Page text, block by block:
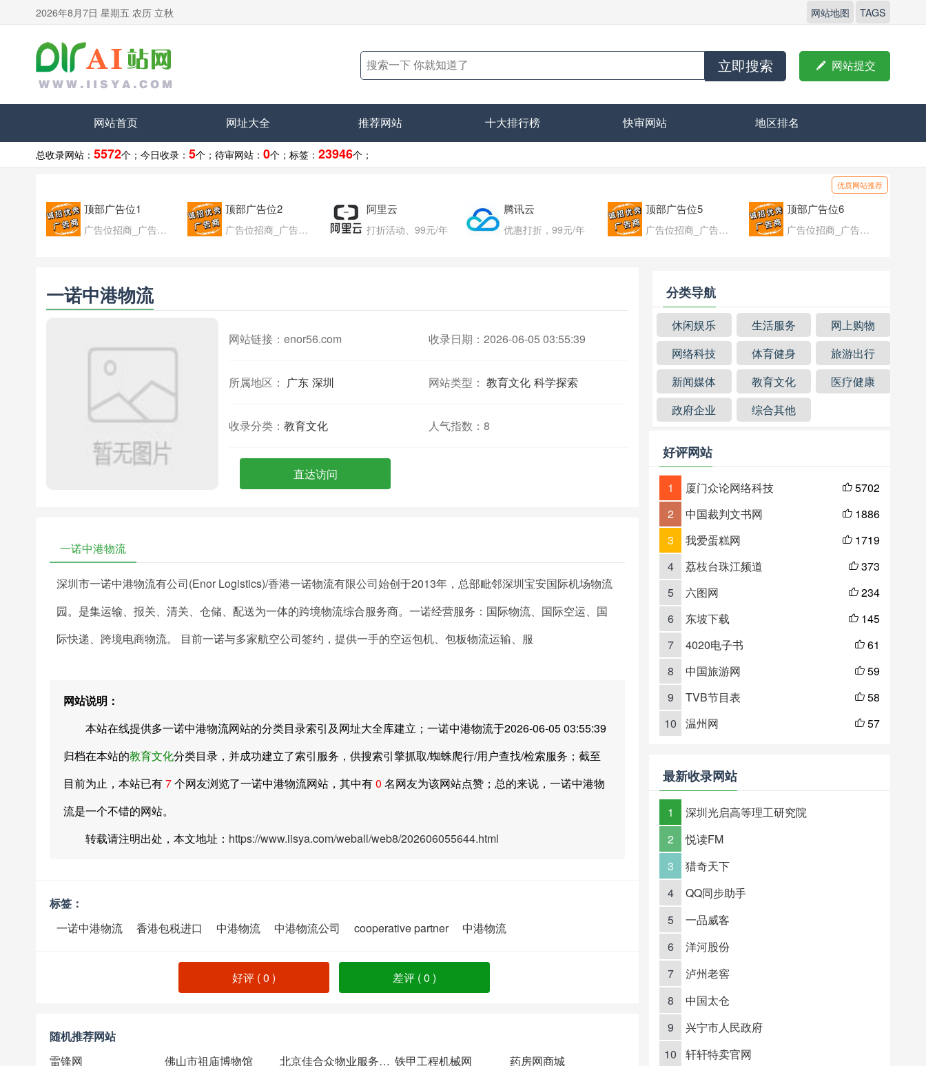
2026年8月7日 星期五 农历 立秋 网站地图 TAGS
立即搜索  网站提交
网站首页 网址大全 推荐网站 十大排行榜 快审网站 地区排名
总收录网站： 5572个； 今日收录： 5个； 待审网站： 0个； 标签： 23946个；
优质网站推荐
顶部广告位1
广告位招商_广告位待售
顶部广告位2
广告位招商_广告位待售
阿里云
打折活动、99元/年
腾讯云
优惠打折，99元/年
顶部广告位5
广告位招商_广告位待售
顶部广告位6
广告位招商_广告位待售
一诺中港物流
网站链接： enor56.com 收录日期：2026-06-05 03:55:39
所属地区： 广东 深圳 网站类型： 教育文化 科学探索
收录分类： 教育文化 人气指数： 8
直达访问
一诺中港物流
深圳市一诺中港物流有公司(Enor Logistics)/香港一诺物流有限公司始创于2013年，总部毗邻深圳宝安国际机场物流
园。是集运输、报关、清关、仓储、配送为一体的跨境物流综合服务商。一诺经营服务：国际物流、国际空运、国
际快递、跨境电商物流。 目前一诺与多家航空公司签约，提供一手的空运包机、包板物流运输、服
网站说明：
本站在线提供多一诺中港物流网站的分类目录索引及网址大全库建立；一诺中港物流于2026-06-05 03:55:39
归档在本站的教育文化分类目录，并成功建立了索引服务，供搜索引擎抓取/蜘蛛爬行/用户查找/检索服务；截至
目前为止，本站已有7个网友浏览了一诺中港物流网站，其中有0 名网友为该网站点赞；总的来说，一诺中港物
流是一个不错的网站。
转载请注明出处，本文地址： https://www.iisya.com/weball/web8/202606055644.html
标签：
一诺中港物流
香港包税进口 中港物流 中港物流公司 cooperative partner 中港物流
好评 (0 ) 差评 (0 )
随机推荐网站
雷锋网
佛山市祖庙博物馆 北京佳合众物业服务评估监理 铁甲工程机械网
药房网商城
分类导航
休闲娱乐 生活服务
网上购物
网络科技
体育健身
旅游出行
新闻媒体
教育文化
医疗健康
政府企业
综合其他
好评网站
1 厦门众论网络科技  5702
2
中国裁判文书网  1886
3
我爱蛋糕网  1719
4
荔枝台珠江频道  373
5
六图网  234
6
东坡下载  145
7
4020电子书  61
8
中国旅游网  59
9
TVB节目表  58
10
温州网  57
最新收录网站
1
深圳光启高等理工研究院
2
悦读FM
3
猎奇天下
4
QQ同步助手
5
一品威客
6
洋河股份
7
泸州老窖
8
中国太仓
9
兴宁市人民政府
10
轩轩特卖官网